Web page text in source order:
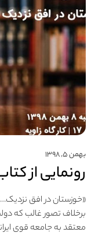
بهمن ۵, ۱۳۹۸
رونمایی از
«خوزستان در افق
برخلاف تصور غالب که
معتقد به جامعه قوی